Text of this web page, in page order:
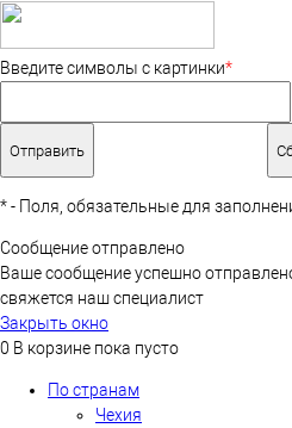
Введите символы с картинки*
*- Поля, обязательные для
Сообщение отправлено
Ваше сообщение успешно
свяжется наш специалист
Закрыть окно
0 В корзине пока пусто
По странам
Чехия